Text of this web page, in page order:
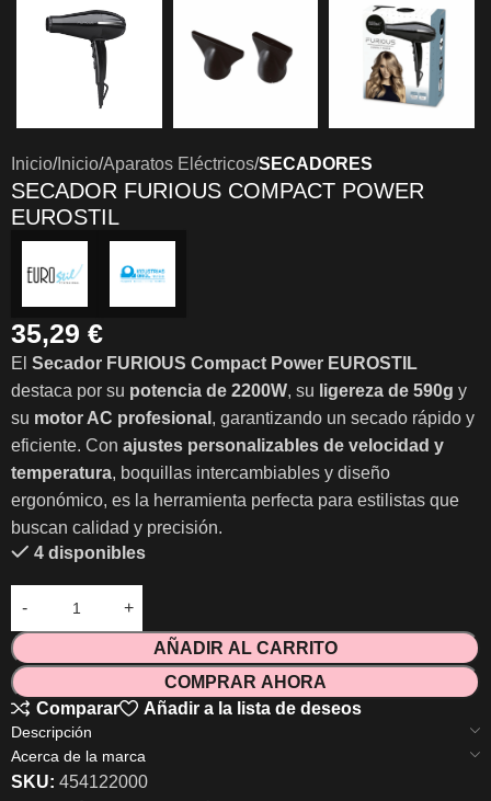
Inicio Inicio Aparatos Eléctricos SECADORES
SECADOR FURIOUS COMPACT POWER
EUROSTIL
35,29 €
El Secador FURIOUS Compact Power EUROSTIL
destaca por su potencia de 2200W, su ligereza de 590g y
su motor AC profesional , garantizando un secado rápido y
eficiente. Con ajustes personalizables de velocidad y
temperatura, boquillas intercambiables y diseño
ergonómico, es la herramienta perfecta para estilistas que
buscan calidad y precisión.
4 disponibles
AÑADIR AL CARRITO
COMPRAR AHORA
Comparar
Añadir a la lista de deseos
Descripción
Acerca de la marca
SKU: 454122000